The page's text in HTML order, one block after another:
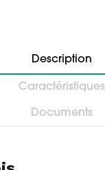
Description
Caractéristiques
Documents